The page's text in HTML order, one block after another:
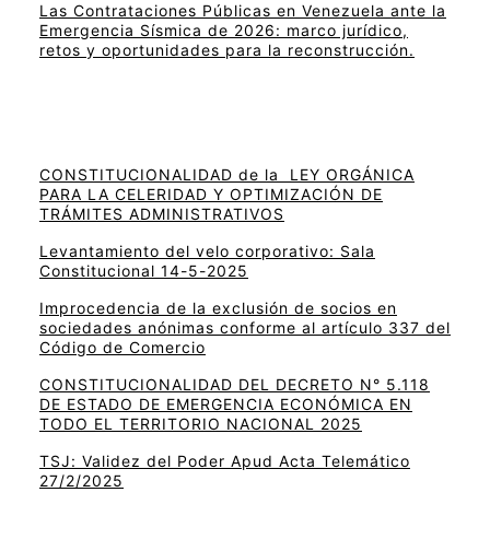
Las Contrataciones Públicas en Venezuela ante la
Emergencia Sísmica de 2026: marco jurídico,
retos y oportunidades para la reconstrucción.
CONSTITUCIONALIDAD de la LEY ORGÁNICA
PARA LA CELERIDAD Y OPTIMIZACIÓN DE
TRÁMITES ADMINISTRATIVOS
Levantamiento del velo corporativo: Sala
Constitucional 14-5-2025
Improcedencia de la exclusión de socios en
sociedades anónimas conforme al artículo 337 del
Código de Comercio
CONSTITUCIONALIDAD DEL DECRETO N° 5.118
DE ESTADO DE EMERGENCIA ECONÓMICA EN
TODO EL TERRITORIO NACIONAL 2025
TSJ: Validez del Poder Apud Acta Telemático
27/2/2025